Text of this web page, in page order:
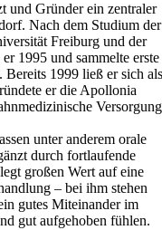
und Gründer ein zentraler
Nach dem Studium der
Freiburg und der
1995 und sammelte erste
1999 ließ er sich als
er die Apollonia
Versorgung
unter anderem orale
durch fortlaufende
großen Wert auf eine
– bei ihm stehen
gutes Miteinander im
gut aufgehoben fühlen.